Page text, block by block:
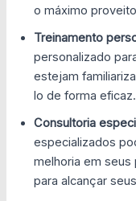
o máximo
Treinamento
personalizado
estejam
lo de forma eficaz.
Consultoria
especializados
melhoria em
para alcançar